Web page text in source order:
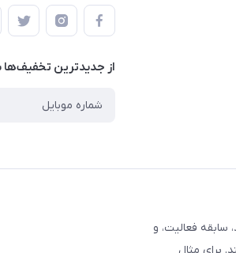
از جدید‌ترین تخفیف‌ها
فعالیت، و